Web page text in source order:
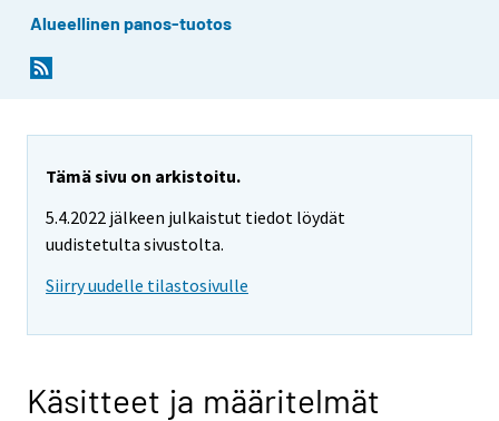
Alueellinen panos-tuotos
Tämä sivu on arkistoitu.
5.4.2022 jälkeen julkaistut tiedot löydät
uudistetulta sivustolta.
Siirry uudelle tilastosivulle
Käsitteet ja määritelmät